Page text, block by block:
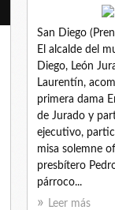
San Diego
El alcalde del
Diego, León
Laurentín,
primera dama
de Jurado y
ejecutivo,
misa solemne
presbítero
párroco...
Leer más